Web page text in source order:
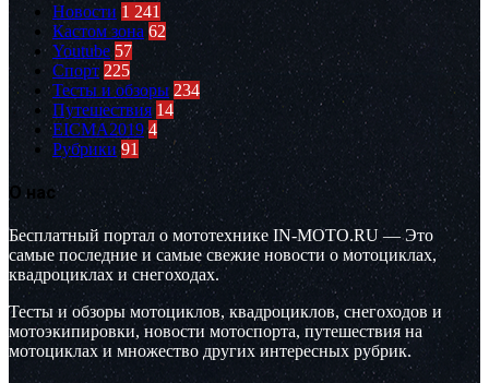
Новости 1 241
Кастом зона 62
Youtube 57
Спорт 225
Тесты и обзоры 234
Путешествия 14
EICMA2019 4
Рубрики 91
О нас
Бесплатный портал о мототехнике IN-MOTO.RU — Это
самые последние и самые свежие новости о мотоциклах,
квадроциклах и снегоходах.
Тесты и обзоры мотоциклов, квадроциклов, снегоходов и
мотоэкипировки, новости мотоспорта, путешествия на
мотоциклах и множество других интересных рубрик.